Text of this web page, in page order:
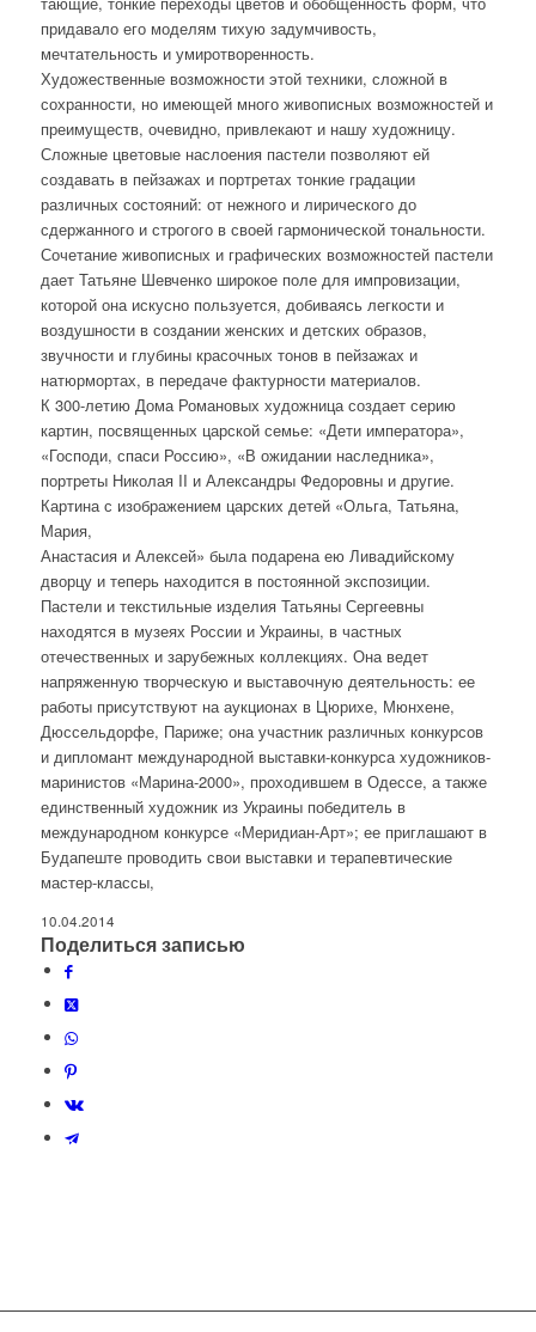
придавало его моделям тихую задумчивость,
мечтательность и умиротворенность.
Художественные возможности этой техники, сложной в
сохранности, но имеющей много живописных возможностей и
преимуществ, очевидно, привлекают и нашу художницу.
Сложные цветовые наслоения пастели позволяют ей
создавать в пейзажах и портретах тонкие градации
различных состояний: от нежного и лирического до
сдержанного и строгого в своей гармонической тональности.
Сочетание живописных и графических возможностей пастели
дает Татьяне Шевченко широкое поле для импровизации,
которой она искусно пользуется, добиваясь легкости и
воздушности в создании женских и детских образов,
звучности и глубины красочных тонов в пейзажах и
натюрмортах, в передаче фактурности материалов.
К 300-летию Дома Романовых художница создает серию
картин, посвященных царской семье: «Дети императора»,
«Господи, спаси Россию», «В ожидании наследника»,
портреты Николая II и Александры Федоровны и другие.
Картина с изображением царских детей «Ольга, Татьяна,
Мария,
Анастасия и Алексей» была подарена ею Ливадийскому
дворцу и теперь находится в постоянной экспозиции.
Пастели и текстильные изделия Татьяны Сергеевны
находятся в музеях России и Украины, в частных
отечественных и зарубежных коллекциях. Она ведет
напряженную творческую и выставочную деятельность: ее
работы присутствуют на аукционах в Цюрихе, Мюнхене,
Дюссельдорфе, Париже; она участник различных конкурсов
и дипломант международной выставки-конкурса художников-
маринистов «Марина-2000», проходившем в Одессе, а также
единственный художник из Украины победитель в
международном конкурсе «Меридиан-Арт»; ее приглашают в
Будапеште проводить свои выставки и терапевтические
мастер-классы,
10.04.2014
Поделиться записью